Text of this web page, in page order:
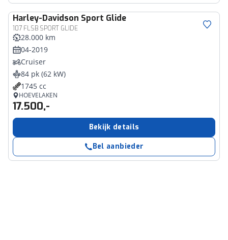
Harley-Davidson Sport Glide
107 FLSB SPORT GLIDE
28.000 km
04-2019
Cruiser
84 pk (62 kW)
1745 cc
HOEVELAKEN
17.500,-
Bekijk details
Bel aanbieder